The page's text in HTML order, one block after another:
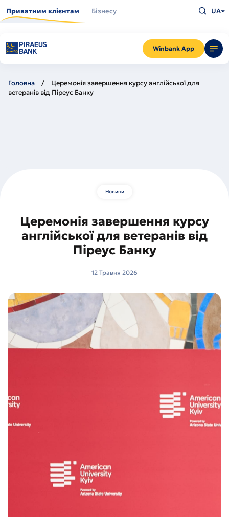
до
основного
Приватним клієнтам Бізнесу
Winbank App
що
Enter
UA
Головна
Церемонія завершення курсу англійської для
ветеранів від Піреус Банку
Новини
Церемонія завершення курсу
англійської для ветеранів від
Піреус Банку
12 Травня 2026